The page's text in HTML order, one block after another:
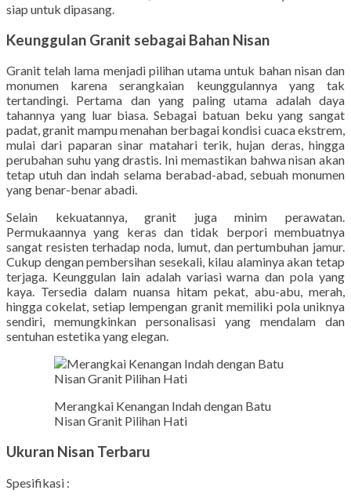
siap untuk dipasang.
Keunggulan Granit sebagai Bahan Nisan
Granit telah lama menjadi pilihan utama untuk bahan nisan dan
monumen karena serangkaian keunggulannya yang tak
tertandingi. Pertama dan yang paling utama adalah daya
tahannya yang luar biasa. Sebagai batuan beku yang sangat
padat, granit mampu menahan berbagai kondisi cuaca ekstrem,
mulai dari paparan sinar matahari terik, hujan deras, hingga
perubahan suhu yang drastis. Ini memastikan bahwa nisan akan
tetap utuh dan indah selama berabad-abad, sebuah monumen
yang benar-benar abadi.
Selain kekuatannya, granit juga minim perawatan.
Permukaannya yang keras dan tidak berpori membuatnya
sangat resisten terhadap noda, lumut, dan pertumbuhan jamur.
Cukup dengan pembersihan sesekali, kilau alaminya akan tetap
terjaga. Keunggulan lain adalah variasi warna dan pola yang
kaya. Tersedia dalam nuansa hitam pekat, abu-abu, merah,
hingga cokelat, setiap lempengan granit memiliki pola uniknya
sendiri, memungkinkan personalisasi yang mendalam dan
sentuhan estetika yang elegan.
Merangkai Kenangan Indah dengan Batu
Nisan Granit Pilihan Hati
Ukuran Nisan Terbaru
Spesifikasi :